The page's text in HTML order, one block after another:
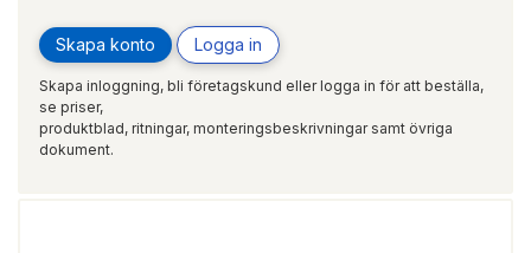
Skapa konto Logga in
Skapa inloggning, bli företagskund eller logga in för att beställa,
se priser,
produktblad, ritningar, monteringsbeskrivningar samt övriga
dokument.